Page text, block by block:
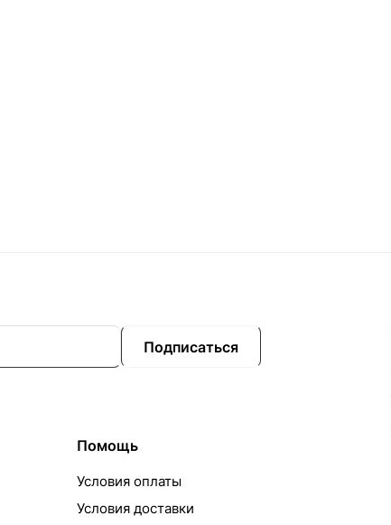
Подписаться
Помощь
Условия оплаты
Условия доставки